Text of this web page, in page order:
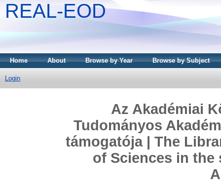
REAL-EOD
Home About Browse by Year Browse by Subject
Login
Az Akadémiai
Tudományos
támogatója | The
of Sciences in the